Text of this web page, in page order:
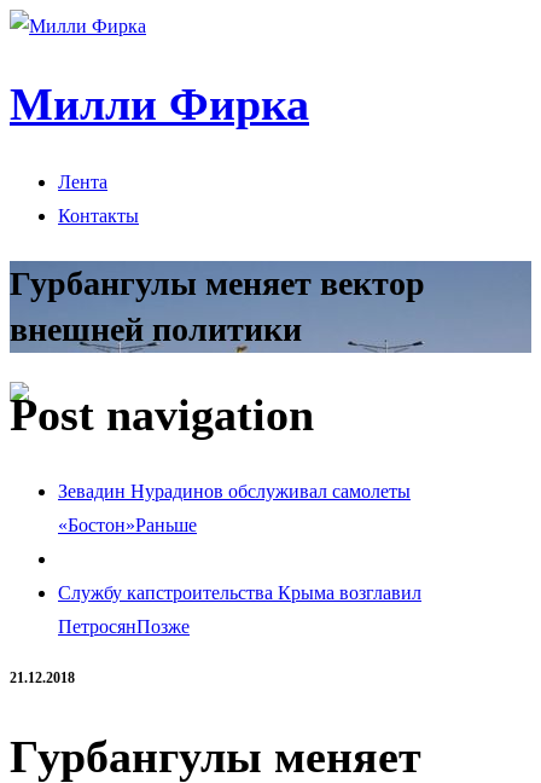
Милли Фирка
Лента
Контакты
Гурбангулы меняет вектор
внешней политики
Post navigation
Зевадин Нурадинов обслуживал самолеты
«Бостон»Раньше
Службу капстроительства Крыма возглавил
ПетросянПозже
21.12.2018
Гурбангулы меняет